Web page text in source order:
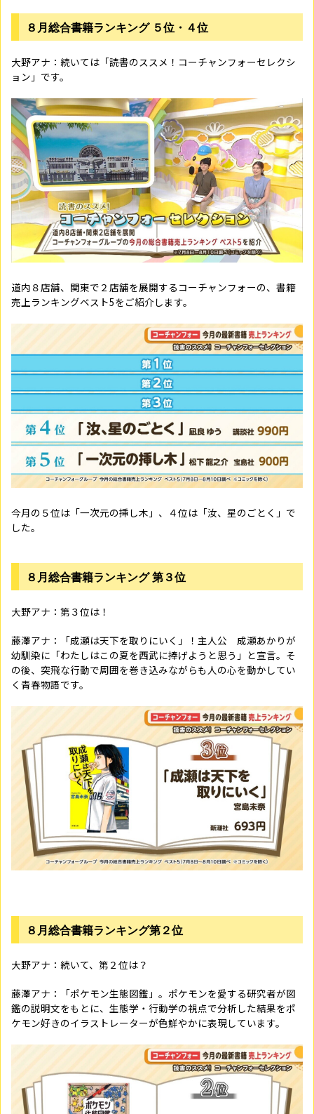
８月総合書籍ランキング ５位・４位
大野アナ：続いては「読書のススメ！コーチャンフォーセレクシ
ョン」です。
道内８店舗、関東で２店舗を展開するコーチャンフォーの、書籍
売上ランキングベスト5をご紹介します。
今月の５位は「一次元の挿し木」、４位は「汝、星のごとく」で
した。
８月総合書籍ランキング 第３位
大野アナ：第３位は！
藤澤アナ：「成瀬は天下を取りにいく」！主人公 成瀬あかりが
幼馴染に「わたしはこの夏を西武に捧げようと思う」と宣言。そ
の後、突飛な行動で周囲を巻き込みながらも人の心を動かしてい
く青春物語です。
８月総合書籍ランキング第２位
大野アナ：続いて、第２位は？
藤澤アナ：「ポケモン生態図鑑」。ポケモンを愛する研究者が図
鑑の説明文をもとに、生態学・行動学の視点で分析した結果をポ
ケモン好きのイラストレーターが色鮮やかに表現しています。